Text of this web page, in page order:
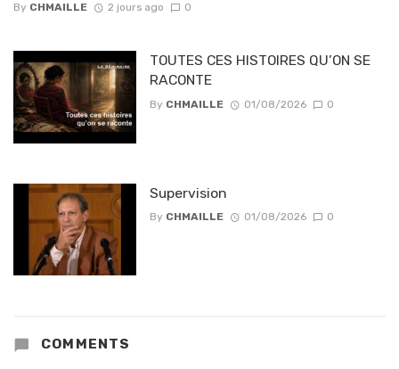
By CHMAILLE 2 jours ago 0
TOUTES CES HISTOIRES QU’ON SE
RACONTE
By CHMAILLE 01/08/2026 0
Supervision
By CHMAILLE 01/08/2026 0
COMMENTS